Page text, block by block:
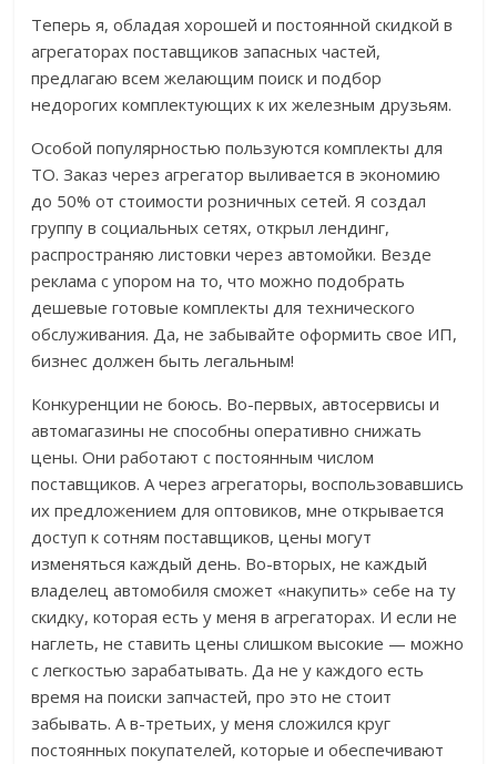
Теперь я, обладая хорошей и постоянной скидкой в
агрегаторах поставщиков запасных частей,
предлагаю всем желающим поиск и подбор
недорогих комплектующих к их железным друзьям.
Особой популярностью пользуются комплекты для
ТО. Заказ через агрегатор выливается в экономию
до 50% от стоимости розничных сетей. Я создал
группу в социальных сетях, открыл лендинг,
распространяю листовки через автомойки. Везде
реклама с упором на то, что можно подобрать
дешевые готовые комплекты для технического
обслуживания. Да, не забывайте оформить свое ИП,
бизнес должен быть легальным!
Конкуренции не боюсь. Во-первых, автосервисы и
автомагазины не способны оперативно снижать
цены. Они работают с постоянным числом
поставщиков. А через агрегаторы, воспользовавшись
их предложением для оптовиков, мне открывается
доступ к сотням поставщиков, цены могут
изменяться каждый день. Во-вторых, не каждый
владелец автомобиля сможет «накупить» себе на ту
скидку, которая есть у меня в агрегаторах. И если не
наглеть, не ставить цены слишком высокие — можно
с легкостью зарабатывать. Да не у каждого есть
время на поиски запчастей, про это не стоит
забывать. А в-третьих, у меня сложился круг
постоянных покупателей, которые и обеспечивают